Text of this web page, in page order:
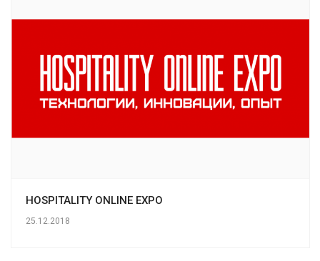
HOSPITALITY ONLINE EXPO
25.12.2018